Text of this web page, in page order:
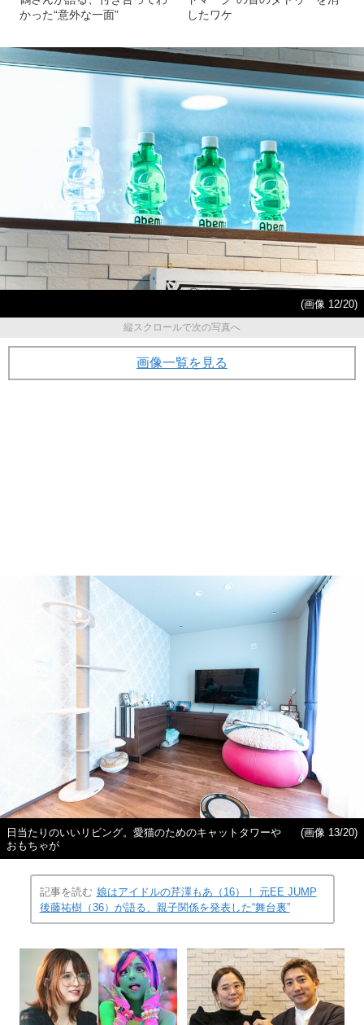
かった“意外な一面”
したワケ
(画像 12/20)
縦スクロールで次の写真へ
画像一覧を見る
日当たりのいいリビング。愛猫のためのキャットタワーや
おもちゃが
(画像 13/20)
記事を読む 娘はアイドルの芹澤もあ（16）！ 元EE JUMP
後藤祐樹（36）が語る、親子関係を発表した“舞台裏”